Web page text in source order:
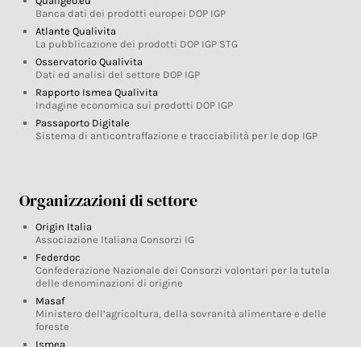
Banca dati dei prodotti europei DOP IGP
Atlante Qualivita
La pubblicazione dei prodotti DOP IGP STG
Osservatorio Qualivita
Dati ed analisi del settore DOP IGP
Rapporto Ismea Qualivita
Indagine economica sui prodotti DOP IGP
Passaporto Digitale
Sistema di anticontraffazione e tracciabilità per le dop IGP
Organizzazioni di settore
Origin Italia
Associazione Italiana Consorzi IG
Federdoc
Confederazione Nazionale dei Consorzi volontari per la tutela
delle denominazioni di origine
Masaf
Ministero dell’agricoltura, della sovranità alimentare e delle
foreste
Ismea